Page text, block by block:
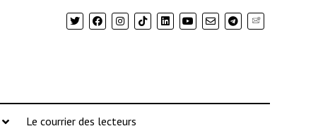
Newsletter
Le courrier des lecteurs